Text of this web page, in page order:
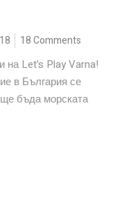
18 Comments
на Let's Play Varna!
в България се
бъда морската